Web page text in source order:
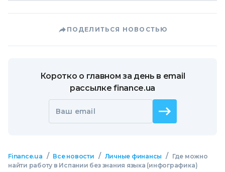
ПОДЕЛИТЬСЯ НОВОСТЬЮ
Коротко о главном за день в email
рассылке finance.ua
Ваш email
Finance.ua / Все новости / Личные финансы /
Где можно
найти работу в Испании без знания языка (инфографика)